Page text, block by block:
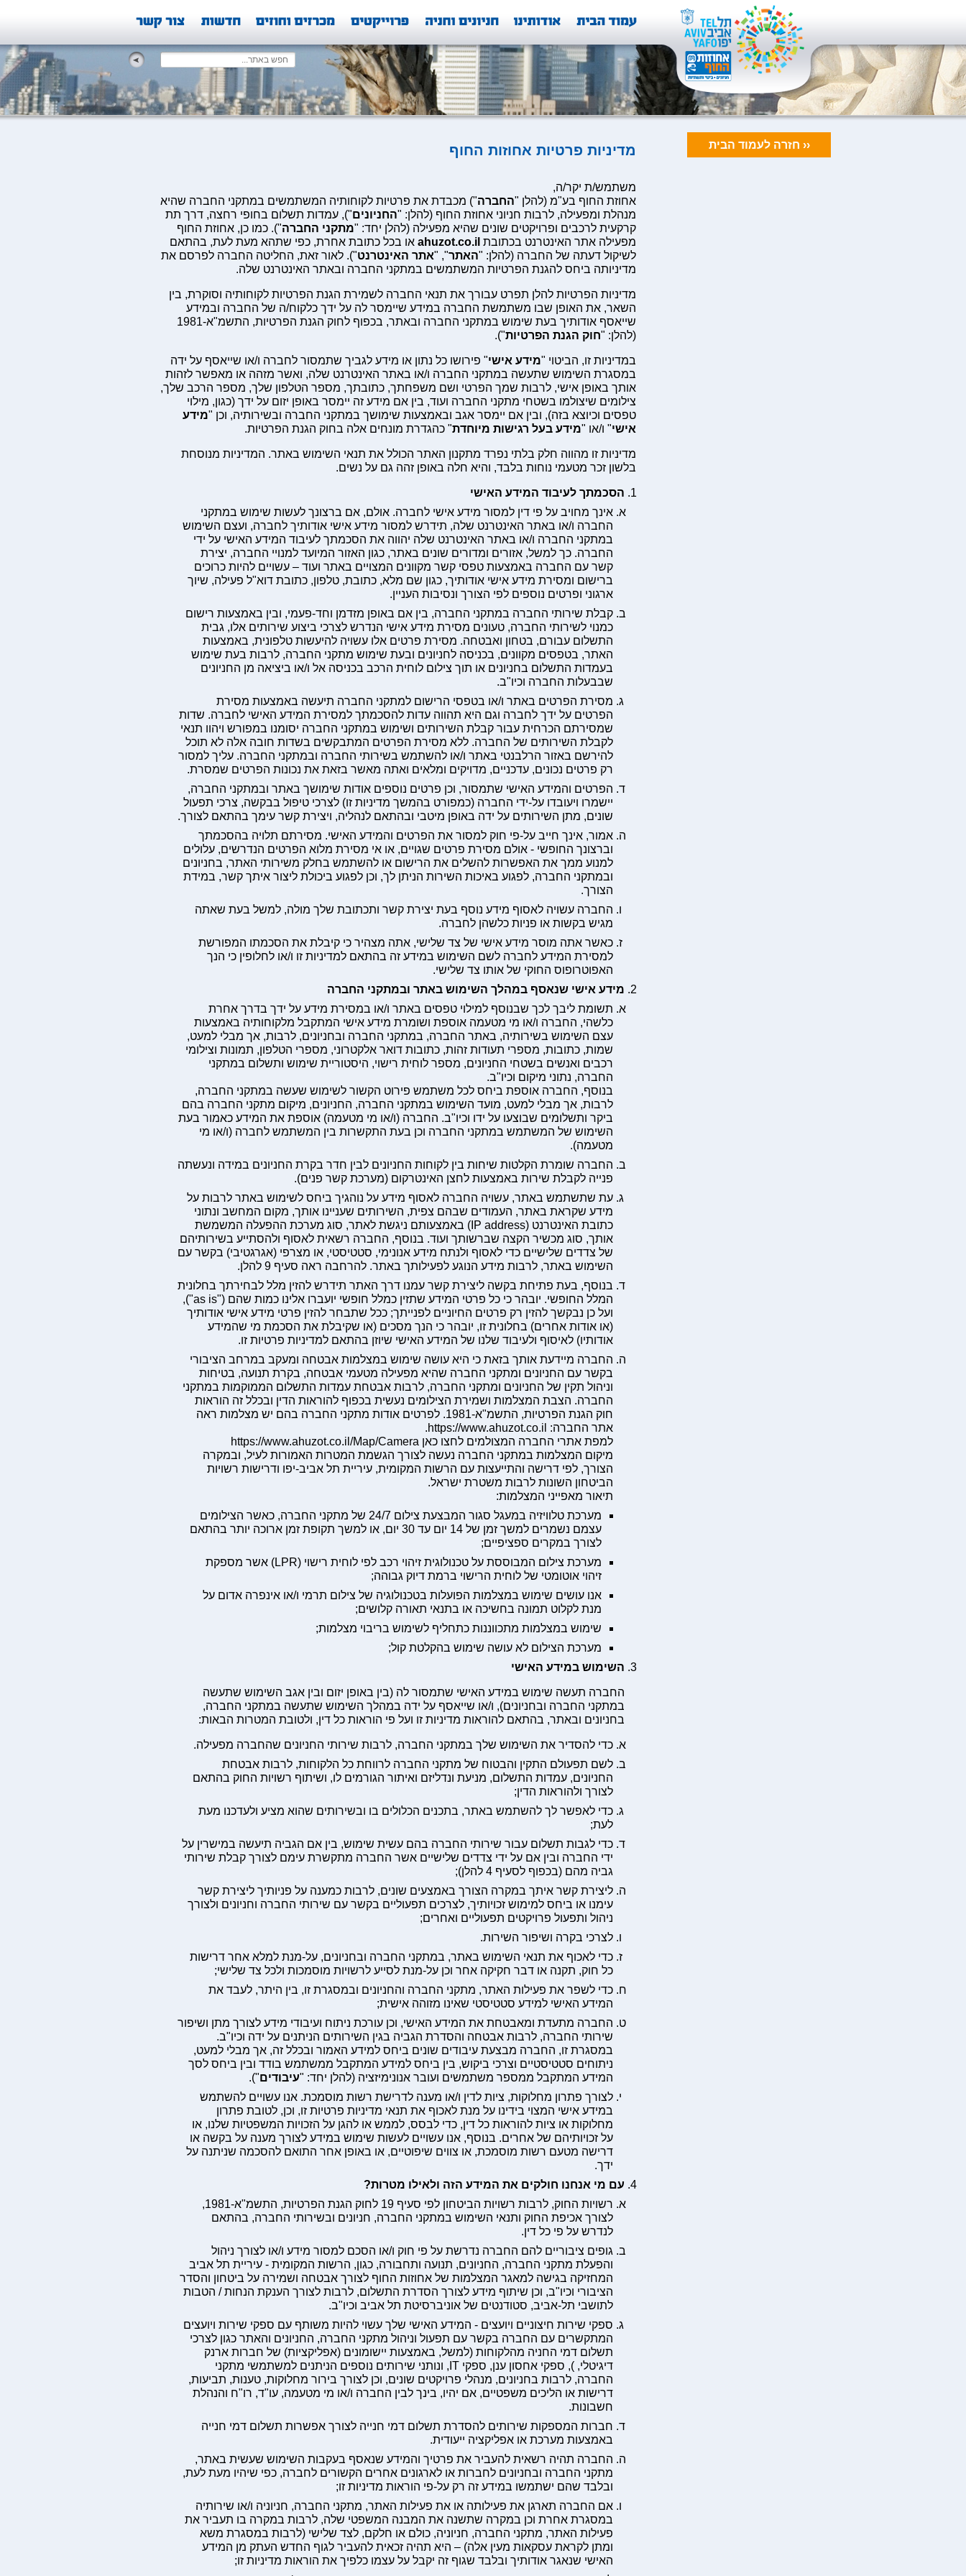
‹‹ חזרה לעמוד הבית מדיניות פרטיות אחוזות החוף
משתמש/ת יקר/ה,
אחוזת החוף בע"מ (להלן "החברה") מכבדת את פרטיות לקוחותיה המשתמשים במתקני החברה שהיא
מנהלת ומפעילה, לרבות חניוני אחוזת החוף (להלן: "החניונים"), עמדות תשלום בחופי רחצה, דרך תת
קרקעית לרכבים ופרויקטים שונים שהיא מפעילה (להלן יחד: "מתקני החברה"). כמו כן, אחוזת החוף
מפעילה אתר האינטרנט בכתובת ahuzot.co.il או בכל כתובת אחרת, כפי שתהא מעת לעת, בהתאם
לשיקול דעתה של החברה (להלן: "האתר", "אתר האינטרנט"). לאור זאת, החליטה החברה לפרסם את
מדיניותה ביחס להגנת הפרטיות המשתמשים במתקני החברה ובאתר האינטרנט שלה.
מדיניות הפרטיות להלן תפרט עבורך את תנאי החברה לשמירת הגנת הפרטיות לקוחותיה וסוקרת, בין
השאר, את האופן שבו משתמשת החברה במידע שיימסר לה על ידך כלקוח/ה של החברה ובמידע
שייאסף אודותיך בעת שימוש במתקני החברה ובאתר, בכפוף לחוק הגנת הפרטיות, התשמ"א-1981
(להלן: "חוק הגנת הפרטיות").
במדיניות זו, הביטוי "מידע אישי" פירושו כל נתון או מידע לגביך שתמסור לחברה ו/או שייאסף על ידה
במסגרת השימוש שתעשה במתקני החברה ו/או באתר האינטרנט שלה, ואשר מזהה או מאפשר לזהות
אותך באופן אישי, לרבות שמך הפרטי ושם משפחתך, כתובתך, מספר הטלפון שלך, מספר הרכב שלך,
צילומים שיצולמו בשטחי מתקני החברה ועוד, בין אם מידע זה יימסר באופן יזום על ידך (כגון, מילוי
טפסים וכיוצא בזה), ובין אם יימסר אגב ובאמצעות שימושך במתקני החברה ובשירותיה, וכן "מידע
אישי" ו/או "מידע בעל רגישות מיוחדת" כהגדרת מונחים אלה בחוק הגנת הפרטיות.
מדיניות זו מהווה חלק בלתי נפרד מתקנון האתר הכולל את תנאי השימוש באתר. המדיניות מנוסחת
בלשון זכר מטעמי נוחות בלבד, והיא חלה באופן זהה גם על נשים.
הסכמתך לעיבוד המידע האישי
אינך מחויב על פי דין למסור מידע אישי לחברה. אולם, אם ברצונך לעשות שימוש במתקני
החברה ו/או באתר האינטרנט שלה, תידרש למסור מידע אישי אודותיך לחברה, ועצם השימוש
במתקני החברה ו/או באתר האינטרנט שלה יהווה את הסכמתך לעיבוד המידע האישי על ידי
החברה. כך למשל, אזורים ומדורים שונים באתר, כגון האזור המיועד למנויי החברה, יצירת
קשר עם החברה באמצעות טפסי קשר מקוונים המצויים באתר ועוד – עשויים להיות כרוכים
ברישום ומסירת מידע אישי אודותיך, כגון שם מלא, כתובת, טלפון, כתובת דוא"ל פעילה, שיוך
ארגוני ופרטים נוספים לפי הצורך ונסיבות העניין.
קבלת שירותי החברה במתקני החברה, בין אם באופן מזדמן וחד-פעמי, ובין באמצעות רישום
כמנוי לשירותי החברה, טעונים מסירת מידע אישי הנדרש לצרכי ביצוע שירותים אלו, גבית
התשלום עבורם, בטחון ואבטחה. מסירת פרטים אלו עשויה להיעשות טלפונית, באמצעות
האתר, בטפסים מקוונים, בכניסה לחניונים ובעת שימוש מתקני החברה, לרבות בעת שימוש
בעמדות התשלום בחניונים או תוך צילום לוחית הרכב בכניסה אל ו/או ביציאה מן החניונים
שבבעלות החברה וכיו"ב.
מסירת הפרטים באתר ו/או בטפסי הרישום למתקני החברה תיעשה באמצעות מסירת
הפרטים על ידך לחברה וגם היא תהווה עדות להסכמתך למסירת המידע האישי לחברה. שדות
שמסירתם הכרחית עבור קבלת השירותים ושימוש במתקני החברה יסומנו במפורש ויהוו תנאי
לקבלת השירותים של החברה. ללא מסירת הפרטים המתבקשים בשדות חובה אלה לא תוכל
להירשם באזור הרלבנטי באתר ו/או להשתמש בשירותי החברה ובמתקני החברה. עליך למסור
רק פרטים נכונים, עדכניים, מדויקים ומלאים ואתה מאשר בזאת את נכונות הפרטים שמסרת.
הפרטים והמידע האישי שתמסור, וכן פרטים נוספים אודות שימושך באתר ובמתקני החברה,
יישמרו ויעובדו על-ידי החברה (כמפורט בהמשך מדיניות זו) לצרכי טיפול בבקשה, צרכי תפעול
שונים, מתן השירותים על ידה באופן מיטבי ובהתאם לנהליה, ויצירת קשר עימך בהתאם לצורך.
אמור, אינך חייב על-פי חוק למסור את הפרטים והמידע האישי. מסירתם תלויה בהסכמתך
וברצונך החופשי - אולם מסירת פרטים שגויים, או אי מסירת מלוא הפרטים הנדרשים, עלולים
למנוע ממך את האפשרות להשלים את הרישום או להשתמש בחלק משירותי האתר, בחניונים
ובמתקני החברה, לפגוע באיכות השירות הניתן לך, וכן לפגוע ביכולת ליצור איתך קשר, במידת
הצורך.
החברה עשויה לאסוף מידע נוסף בעת יצירת קשר ותכתובת שלך מולה, למשל בעת שאתה
מגיש בקשות או פניות כלשהן לחברה.
כאשר אתה מוסר מידע אישי של צד שלישי, אתה מצהיר כי קיבלת את הסכמתו המפורשת
למסירת המידע לחברה לשם השימוש במידע זה בהתאם למדיניות זו ו/או לחלופין כי הנך
האפוטרופוס החוקי של אותו צד שלישי.
מידע אישי שנאסף במהלך השימוש באתר ובמתקני החברה
תשומת ליבך לכך שבנוסף למילוי טפסים באתר ו/או במסירת מידע על ידך בדרך אחרת
כלשהי, החברה ו/או מי מטעמה אוספת ושומרת מידע אישי המתקבל מלקוחותיה באמצעות
עצם השימוש בשירותיה, באתר החברה, במתקני החברה ובחניונים, לרבות, אך מבלי למעט,
שמות, כתובות, מספרי תעודות זהות, כתובות דואר אלקטרוני, מספרי הטלפון, תמונות וצילומי
רכבים ואנשים בשטחי החניונים, מספר לוחית רישוי, היסטוריית שימוש ותשלום במתקני
החברה, נתוני מיקום וכיו"ב.
בנוסף, החברה אוספת ביחס לכל משתמש פירוט הקשור לשימוש שעשה במתקני החברה,
לרבות, אך מבלי למעט, מועד השימוש במתקני החברה, החניונים, מיקום מתקני החברה בהם
ביקר ותשלומים שבוצעו על ידו וכיו"ב. החברה (ו/או מי מטעמה) אוספת את המידע כאמור בעת
השימוש של המשתמש במתקני החברה וכן בעת התקשרות בין המשתמש לחברה (ו/או מי
מטעמה).
החברה שומרת הקלטות שיחות בין לקוחות החניונים לבין חדר בקרת החניונים במידה ונעשתה
פנייה לקבלת שירות באמצעות לחצן האינטרקום (מערכת קשר פנים).
עת שתשתמש באתר, עשויה החברה לאסוף מידע על נוהגיך ביחס לשימוש באתר לרבות על
מידע שקראת באתר, העמודים שבהם צפית, השירותים שעניינו אותך, מקום המחשב ונתוני
כתובת האינטרנט (IP address) באמצעותם ניגשת לאתר, סוג מערכת ההפעלה המשמשת
אותך, סוג מכשיר הקצה שברשותך ועוד. בנוסף, החברה רשאית לאסוף ולהסתייע בשירותיהם
של צדדים שלישיים כדי לאסוף ולנתח מידע אנונימי, סטטיסטי, או מצרפי (אגרגטיבי) בקשר עם
השימוש באתר, לרבות מידע הנוגע לפעילותך באתר. להרחבה ראה סעיף 9 להלן.
בנוסף, בעת פתיחת בקשה ליצירת קשר עמנו דרך האתר תידרש להזין מלל לבחירתך בחלונית
המלל החופשי. יובהר כי כל פרטי המידע שתזין כמלל חופשי יועברו אלינו כמות שהם ("as is"),
ועל כן נבקשך להזין רק פרטים החיוניים לפנייתך; ככל שתבחר להזין פרטי מידע אישי אודותיך
(או אודות אחרים) בחלונית זו, יובהר כי הנך מסכים (או שקיבלת את הסכמת מי שהמידע
אודותיו) לאיסוף ולעיבוד שלנו של המידע האישי שיוזן בהתאם למדיניות פרטיות זו.
החברה מיידעת אותך בזאת כי היא עושה שימוש במצלמות אבטחה ומעקב במרחב הציבורי
בקשר עם החניונים ומתקני החברה שהיא מפעילה מטעמי אבטחה, בקרת תנועה, בטיחות
וניהול תקין של החניונים ומתקני החברה, לרבות אבטחת עמדות התשלום הממוקמות במתקני
החברה. הצבת המצלמות ושמירת הצילומים נעשית בכפוף להוראות הדין ובכלל זה הוראות
חוק הגנת הפרטיות, התשמ"א-1981. לפרטים אודות מתקני החברה בהם יש מצלמות ראה
אתר החברה: https://www.ahuzot.co.il
.
למפת אתרי החברה המצולמים לחצו כאן https://www.ahuzot.co.il/Map/Camera
מיקום המצלמות במתקני החברה נעשה לצורך הגשמת המטרות האמורות לעיל, ובמקרה
הצורך, לפי דרישה והתייעצות עם הרשות המקומית, עיריית תל אביב-יפו ודרישות רשויות
הביטחון השונות לרבות משטרת ישראל.
תיאור מאפייני המצלמות:
מערכת טלוויזיה במעגל סגור המבצעת צילום 24/7 של מתקני החברה, כאשר הצילומים
עצמם נשמרים למשך זמן של 14 יום עד 30 יום, או למשך תקופת זמן ארוכה יותר בהתאם
לצורך במקרים ספציפיים;
מערכת צילום המבוססת על טכנולוגית זיהוי רכב לפי לוחית רישוי (LPR) אשר מספקת
זיהוי אוטומטי של לוחית הרישוי ברמת דיוק גבוהה;
אנו עושים שימוש במצלמות הפועלות בטכנולוגיה של צילום תרמי ו/או אינפרה אדום על
מנת לקלוט תמונה בחשיכה או בתנאי תאורה קלושים;
שימוש במצלמות מתכווננות כתחליף לשימוש בריבוי מצלמות;
מערכת הצילום לא עושה שימוש בהקלטת קול;
השימוש במידע האישי
החברה תעשה שימוש במידע האישי שתמסור לה (בין באופן יזום ובין אגב השימוש שתעשה
במתקני החברה ובחניונים), ו/או שייאסף על ידה במהלך השימוש שתעשה במתקני החברה,
בחניונים ובאתר, בהתאם להוראות מדיניות זו ועל פי הוראות כל דין, ולטובת המטרות הבאות:
כדי להסדיר את השימוש שלך במתקני החברה, לרבות שירותי החניונים שהחברה מפעילה.
לשם תפעולם התקין והבטוח של מתקני החברה לרווחת כל הלקוחות, לרבות אבטחת
החניונים, עמדות התשלום, מניעת ונדליזם ואיתור הגורמים לו, ושיתוף רשויות החוק בהתאם
לצורך ולהוראות הדין;
כדי לאפשר לך להשתמש באתר, בתכנים הכלולים בו ובשירותים שהוא מציע ולעדכנו מעת
לעת;
כדי לגבות תשלום עבור שירותי החברה בהם עשית שימוש, בין אם הגביה תיעשה במישרין על
ידי החברה ובין אם על ידי צדדים שלישיים אשר החברה מתקשרת עימם לצורך קבלת שירותי
גביה מהם (בכפוף לסעיף 4 להלן);
ליצירת קשר איתך במקרה הצורך באמצעים שונים, לרבות כמענה על פניותיך ליצירת קשר
עימנו או ביחס למימוש זכויותיך, לצרכים תפעוליים בקשר עם שירותי החברה וחניונים ולצורך
ניהול ותפעול פרויקטים תפעוליים ואחרים;
לצרכי בקרה ושיפור השירות.
כדי לאכוף את תנאי השימוש באתר, במתקני החברה ובחניונים, על-מנת למלא אחר דרישות
כל חוק, תקנה או דבר חקיקה אחר וכן על-מנת לסייע לרשויות מוסמכות ולכל צד שלישי;
כדי לשפר את פעילות האתר, מתקני החברה והחניונים ובמסגרת זו, בין היתר, לעבד את
המידע האישי למידע סטטיסטי שאינו מזוהה אישית;
החברה מתעדת ומאבטחת את המידע האישי, וכן עורכת ניתוח ועיבודי מידע לצורך מתן ושיפור
שירותי החברה, לרבות אבטחה והסדרת הגביה בגין השירותים הניתנים על ידה וכיו"ב.
במסגרת זו, החברה מבצעת עיבודים שונים ביחס למידע האמור ובכלל זה, אך מבלי למעט,
ניתוחים סטטיסטיים וצרכי ביקוש, בין ביחס למידע המתקבל ממשתמש בודד ובין ביחס לסך
המידע המתקבל ממספר משתמשים ועובר אנונימיזציה (להלן יחד: "עיבודים").
לצורך פתרון מחלוקות, ציות לדין ו/או מענה לדרישת רשות מוסמכת. אנו עשויים להשתמש
במידע אישי המצוי בידינו על מנת לאכוף את תנאי מדיניות פרטיות זו, וכן, לטובת פתרון
מחלוקות או ציות להוראות כל דין, כדי לבסס, לממש או להגן על הזכויות המשפטיות שלנו, או
על זכויותיהם של אחרים. בנוסף, אנו עשויים לעשות שימוש במידע לצורך מענה על בקשה או
דרישה מטעם רשות מוסמכת, או צווים שיפוטיים, או באופן אחר התואם להסכמה שניתנה על
ידך.
עם מי אנחנו חולקים את המידע הזה ולאילו מטרות?
רשויות החוק, לרבות רשויות הביטחון לפי סעיף 19 לחוק הגנת הפרטיות, התשמ"א-1981,
לצורך אכיפת החוק ותנאי השימוש במתקני החברה, חניונים ובשירותי החברה, בהתאם
לנדרש על פי כל דין.
גופים ציבוריים להם החברה נדרשת על פי חוק ו/או הסכם למסור מידע ו/או לצורך ניהול
והפעלת מתקני החברה, החניונים, תנועה ותחבורה, כגון, הרשות המקומית - עיריית תל אביב
המחזיקה בגישה למאגר המצלמות של אחוזות החוף לצורך אבטחה ושמירה על ביטחון והסדר
הציבורי וכיו"ב, וכן שיתוף מידע לצורך הסדרת התשלום, לרבות לצורך הענקת הנחות / הטבות
לתושבי תל-אביב, סטודנטים של אוניברסיטת תל אביב וכיו"ב.
ספקי שירות חיצוניים ויועצים - המידע האישי שלך עשוי להיות משותף עם ספקי שירות ויועצים
המתקשרים עם החברה בקשר עם תפעול וניהול מתקני החברה, החניונים והאתר כגון לצרכי
תשלום דמי החניה מהלקוחות (למשל, באמצעות יישומונים (אפליקציות) של חברות ארנק
דיגיטלי, ), ספקי אחסון ענן, ספקי IT, ונותני שירותים נוספים הניתנים למשתמשי מתקני
החברה, לרבות בחניונים, מנהלי פרויקטים שונים, וכן לצורך בירור מחלוקות, טענות, תביעות,
דרישות או הליכים משפטיים, אם יהיו, בינך לבין החברה ו/או מי מטעמה, עו"ד, רו"ח והנהלת
חשבונות.
חברות המספקות שירותים להסדרת תשלום דמי חנייה לצורך אפשרות תשלום דמי חנייה
באמצעות מערכת או אפליקציה ייעודית.
החברה תהיה רשאית להעביר את פרטיך והמידע שנאסף בעקבות השימוש שעשית באתר,
מתקני החברה ובחניונים לחברות או לארגונים אחרים הקשורים לחברה, כפי שיהיו מעת לעת,
ובלבד שהם ישתמשו במידע זה רק על-פי הוראות מדיניות זו;
אם החברה תארגן את פעילותה או את פעילות האתר, מתקני החברה, חניוניה ו/או שירותיה
במסגרת אחרת וכן במקרה שתשנה את המבנה המשפטי שלה, לרבות במקרה בו תעביר את
פעילות האתר, מתקני החברה, חניוניה, כולם או חלקם, לצד שלישי (לרבות במסגרת משא
ומתן לקראת עסקאות מעין אלה) – היא תהיה זכאית להעביר לגוף החדש העתק מן המידע
האישי שנאגר אודותיך ובלבד שגוף זה יקבל על עצמו כלפיך את הוראות מדיניות זו;